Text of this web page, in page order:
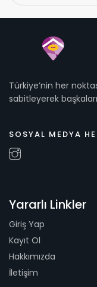
Türkiye’nin her
sabitleyerek
SOSYAL MEDYA
Yararlı Linkler
Giriş Yap
Kayıt Ol
Hakkımızda
İletişim